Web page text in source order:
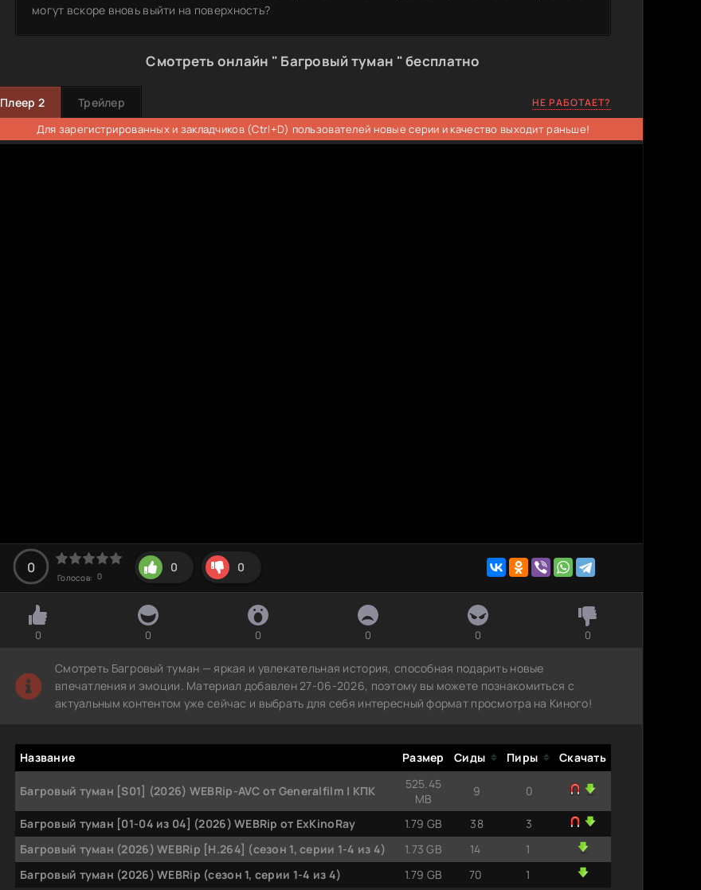
могут вскоре вновь выйти на поверхность?
Смотреть онлайн " Багровый туман " бесплатно
Плеер 2 Трейлер НЕ РАБОТАЕТ?
Для зарегистрированных и закладчиков (Ctrl+D) пользователей новые серии и качество выходит раньше!
0
Голосов: 0
0 0
0 0 0 0 0 0
Смотреть Багровый туман — яркая и увлекательная история, способная подарить новые
впечатления и эмоции. Материал добавлен 27-06-2026, поэтому вы можете познакомиться с
актуальным контентом уже сейчас и выбрать для себя интересный формат просмотра на Киного!
Название Размер Сиды Пиры Скачать
Багровый туман [S01] (2026) WEBRip-AVC от Generalfilm | КПК
525.45
MB
9 0
Багровый туман [01-04 из 04] (2026) WEBRip от ExKinoRay 1.79 GB 38
3
Багровый туман (2026) WEBRip [H.264] (сезон 1, серии 1-4 из 4)
1.73 GB 14
1
Багровый туман (2026) WEBRip (сезон 1, серии 1-4 из 4)
1.79 GB 70 1